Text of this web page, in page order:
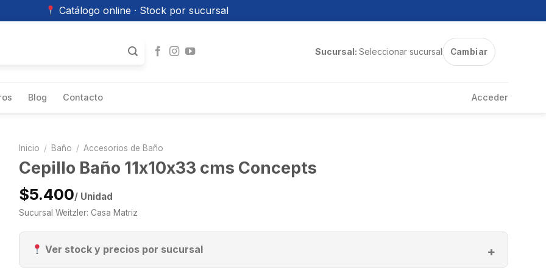
Catálogo online · Stock por sucursal
Sucursal: Seleccionar sucursal Cambiar
Blog Contacto Acceder
Inicio / Baño / Accesorios de Baño
Cepillo Baño 11x10x33 cms Concepts
$5.400/ Unidad
Sucursal Weitzler: Casa Matriz
Ver stock y precios por sucursal